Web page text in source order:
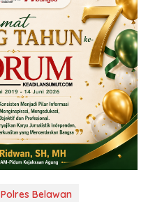
Polres Belawan